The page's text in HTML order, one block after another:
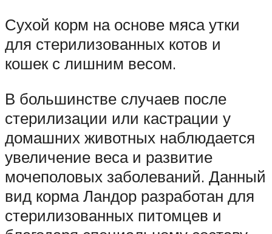
Сухой корм на основе мяса утки
для стерилизованных котов и
кошек с лишним весом.
В большинстве случаев после
стерилизации или кастрации у
домашних животных наблюдается
увеличение веса и развитие
мочеполовых заболеваний. Данный
вид корма Ландор разработан для
стерилизованных питомцев и